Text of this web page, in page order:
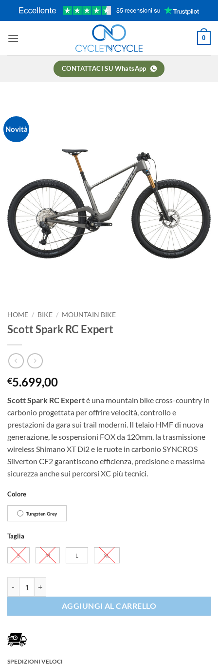
0
CONTATTACI SU WhatsApp
Novità
HOME / BIKE / MOUNTAIN BIKE
Scott Spark RC Expert
€5.699,00
Scott Spark RC Expertè una mountain bike cross-country in
carbonio progettata per offrire velocità, controllo e
prestazioni da gara sui trail moderni. Il telaio HMF di nuova
generazione, le sospensioni FOX da 120mm, la trasmissione
wireless Shimano XT Di2 e le ruote in carbonio SYNCROS
Silverton CF2 garantiscono efficienza, precisione e massima
sicurezza anche sui percorsi XC più tecnici.
Colore
Tungsten Grey
Taglia
S M L XL
AGGIUNGI AL CARRELLO
SPEDIZIONI VELOCI